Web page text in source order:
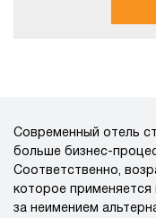
Современный отель
больше бизнес-
Соответственно,
которое
за неимением